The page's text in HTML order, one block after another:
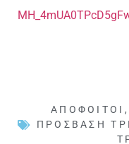
ΑΠΌΦΟΙΤΟΙ ,
ΠΡΌΣΒΑΣΗ